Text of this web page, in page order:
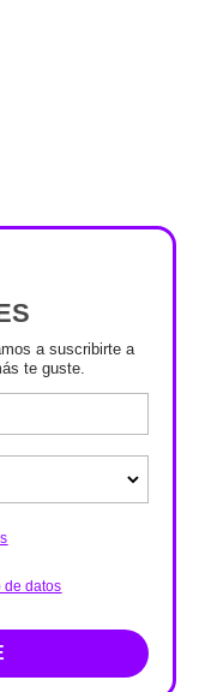
a suscribirte a
te guste.
de datos